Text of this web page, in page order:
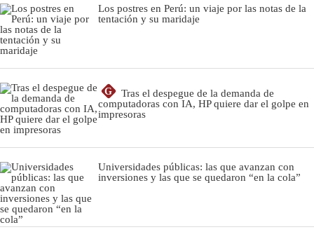
Los postres en Perú: un viaje por las notas de la
tentación y su maridaje
G
Tras el despegue de la demanda de
computadoras con IA, HP quiere dar el golpe en
impresoras
Universidades públicas: las que avanzan con
inversiones y las que se quedaron “en la cola”